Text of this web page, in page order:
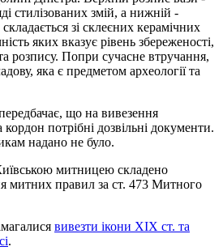
стилізованих змій, а нижній -
зі склеєних керамічних
яких вказує рівень збереженості,
розпису. Попри сучасне втручання,
яка є предметом археології та
що на вивезення
потрібні дозвільні документи.
надано не було.
митницею складено
митних правил за ст. 473 Митного
вивезти ікони ХІХ ст. та
.